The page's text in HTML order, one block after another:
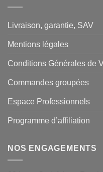
Livraison, garantie, SAV
Mentions légales
Conditions Générales de
Commandes groupées
Espace Professionnels
Programme d’affiliation
NOS ENGAGEMENTS